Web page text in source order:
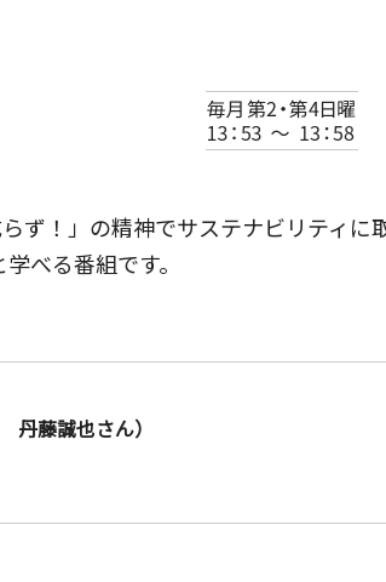
ず！」の精神でサステナビリティに
べる番組です。
丹藤誠也さん）